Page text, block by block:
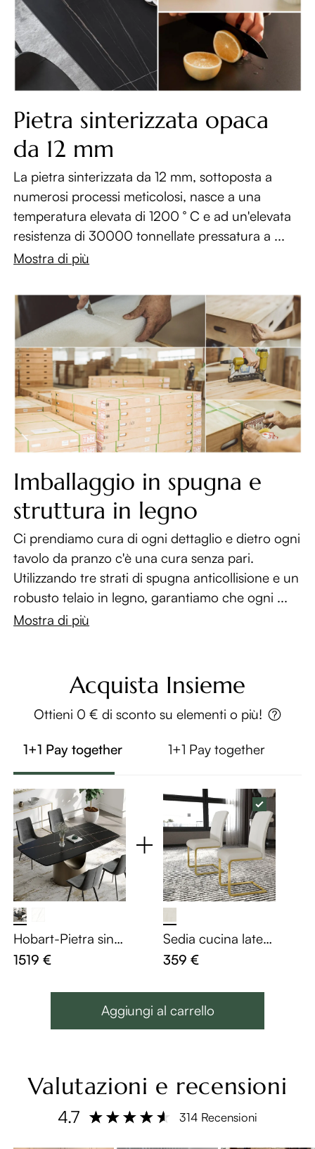
Pietra sinterizzata opaca
da 12 mm
La pietra sinterizzata da 12 mm, sottoposta a
numerosi processi meticolosi, nasce a una
temperatura elevata di 1200 ° C e ad un'elevata
resistenza di 30000 tonnellate pressatura a ...
Mostra di più
Imballaggio in spugna e
struttura in legno
Ci prendiamo cura di ogni dettaglio e dietro ogni
tavolo da pranzo c'è una cura senza pari.
Utilizzando tre strati di spugna anticollisione e un
robusto telaio in legno, garantiamo che ogni ...
Mostra di più
Acquista Insieme
Ottieni 0 € di sconto su elementi o più!
1+1 Pay together 1+1 Pay together
Hobart-Pietra sinte
rizzata opaca Tavol
i da pranzo
1519 €
Sedia cucina latera
le da pranzo per la
casa moderna e lu
359 €
Aggiungi al carrello
Valutazioni e recensioni
4.7 314 Recensioni